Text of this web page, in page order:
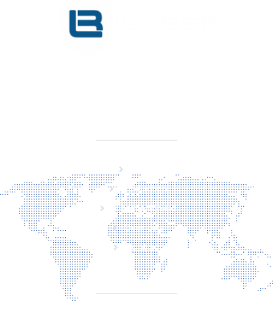
Producten
Laserveiligheid
Over ons
Contact
CONTACT